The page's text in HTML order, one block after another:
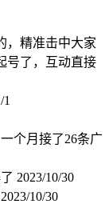
，精准击中大家
号了，互动直接
个月接了26条广
2023/10/30
2023/10/30